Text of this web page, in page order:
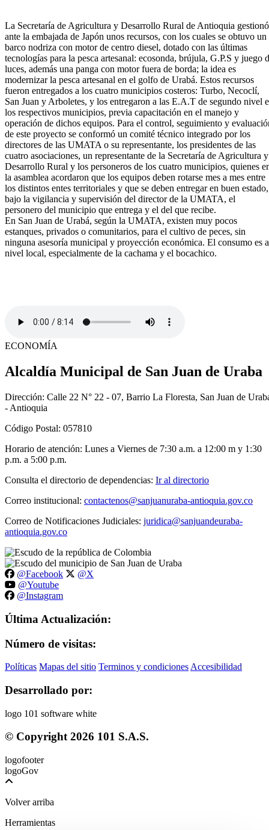
La Secretaría de Agricultura y Desarrollo Rural de Antioquia gestionó
ante la embajada de Japón unos recursos, con los cuales se obtuvo un
barco nodriza con motor de centro diesel, dotado con las últimas
tecnologías para la pesca artesanal: ecosonda, brújula, G.P.S y juego
luces, además una panga con motor fuera de borda; la idea es
modernizar la pesca artesanal en el golfo de Urabá. Estos recursos
fueron entregados a los cuatro municipios costeros: Turbo, Necoclí,
San Juan y Arboletes, y los entregaron a las E.A.T de segundo nivel
los respectivos municipios, previa capacitación en el manejo y
operación de dichos equipos. Para el control, seguimiento y
de este proyecto se conformó un comité técnico integrado por los
directores de las UMATA o su representante, los presidentes de las
cuatro asociaciones, un representante de la Secretarí​a de Agricultura y
Desarrollo Rural y los personeros de los cuatro municipios, quienes
la asamblea acordaron que los equipos deben rotarse mes a mes entre
los distintos entes territoriales y que se deben entregar en buen estado,
bajo la vigilancia y supervisión del director de la UMATA, el
personero del municipio que entrega y el del que recibe.
En San Juan de Urabá, según la UMATA, existen muy pocos
estanques, privados o comunitarios, para el cultivo de peces, sin
ninguna asesoría municipal y proyección económica. El consumo es a
nivel local, especialmente de la cachama y el bocachico.
ECONOMÍA
Alcaldía Municipal de San Juan de Uraba
Dirección: Calle 22 N° 22 - 07, Barrio La Floresta, San Juan de
- Antioquia
Código Postal: 057810
Horario de atención: Lunes a Viernes de 7:30 a.m. a 12:00 m y 1:30
p.m. a 5:00 p.m.
Consulta el directorio de dependencias: Ir al directorio
Correo institucional: contactenos@sanjuanuraba-antioquia.gov.co
Correo de Notificaciones Judiciales: juridica@sanjuandeuraba-
antioquia.gov.co
@Facebook
@X
@Youtube
@Instagram
Última Actualización:
Número de visitas:
Políticas Mapas del sitio Terminos y condiciones Accesibilidad
Desarrollado por:
© Copyright2026 101 S.A.S.
Volver arriba
Herramientas